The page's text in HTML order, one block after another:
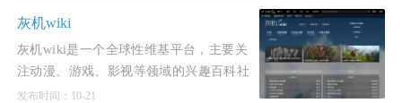
2002年3月30日建站以来，
灰机wiki
灰机wiki是一个全球性维基平台，主要关
注动漫、游戏、影视等领域的兴趣百科社
区。该平台自2015年3月上线以来，已经
发布时间：10-21